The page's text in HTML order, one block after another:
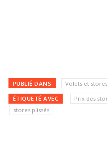
PUBLIÉ DANS Volets et stores
ÉTIQUETÉ AVEC Prix des
stores plissés